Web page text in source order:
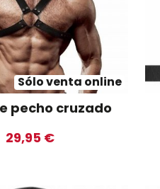
Sólo venta online
pecho cruzado
29,95 €